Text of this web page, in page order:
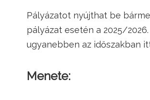
Pályázatot nyújthat be
pályázat esetén a 2025/
ugyanebben az időszakban
Menete: